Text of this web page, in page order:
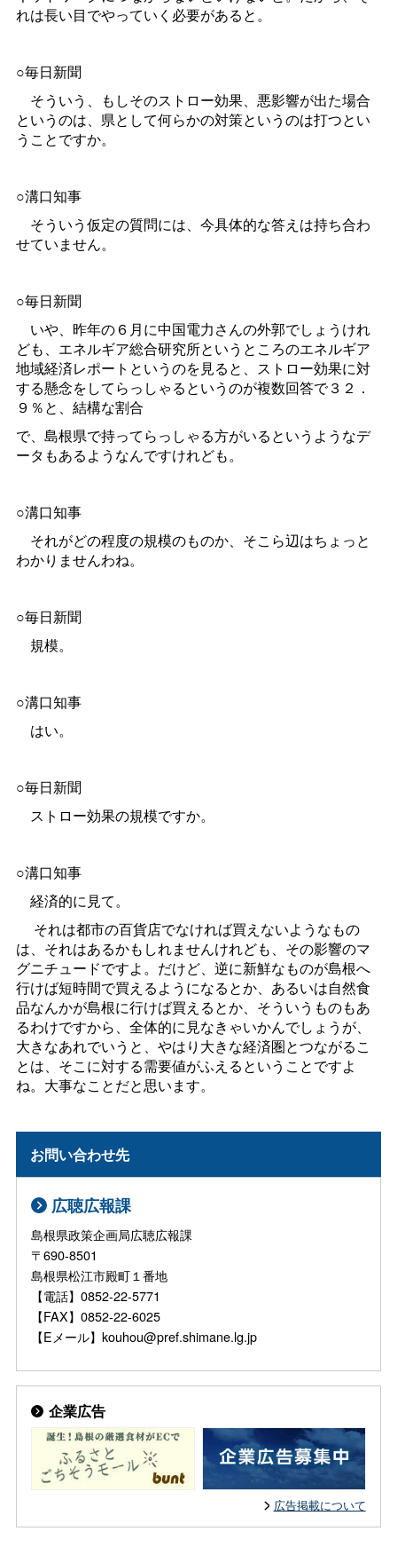
れは長い目でやっていく必要があると。
○毎日新聞
そういう、もしそのストロー効果、悪影響が出た場合
というのは、県として何らかの対策というのは打つとい
うことですか。
○溝口知事
そういう仮定の質問には、今具体的な答えは持ち合わ
せていません。
○毎日新聞
いや、昨年の６月に中国電力さんの外郭でしょうけれ
ども、エネルギア総合研究所というところのエネルギア
地域経済レポートというのを見ると、ストロー効果に対
する懸念をしてらっしゃるというのが複数回答で３２．
９％と、結構な割合
で、島根県で持ってらっしゃる方がいるというようなデ
ータもあるようなんですけれども。
○溝口知事
それがどの程度の規模のものか、そこら辺はちょっと
わかりませんわね。
○毎日新聞
規模。
○溝口知事
はい。
○毎日新聞
ストロー効果の規模ですか。
○溝口知事
経済的に見て。
それは都市の百貨店でなければ買えないようなもの
は、それはあるかもしれませんけれども、その影響のマ
グニチュードですよ。だけど、逆に新鮮なものが島根へ
行けば短時間で買えるようになるとか、あるいは自然食
品なんかが島根に行けば買えるとか、そういうものもあ
るわけですから、全体的に見なきゃいかんでしょうが、
大きなあれでいうと、やはり大きな経済圏とつながるこ
とは、そこに対する需要値がふえるということですよ
ね。大事なことだと思います。
お問い合わせ先
広聴広報課
島根県政策企画局広聴広報課
〒690-8501
島根県松江市殿町１番地
【電話】0852-22-5771
【FAX】0852-22-6025
【Eメール】kouhou@pref.shimane.lg.jp
企業広告
広告掲載について